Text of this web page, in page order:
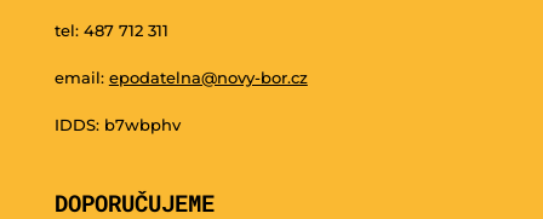
tel: 487 712 311
email: epodatelna@novy-bor.cz
IDDS: b7wbphv
DOPORUČUJEME